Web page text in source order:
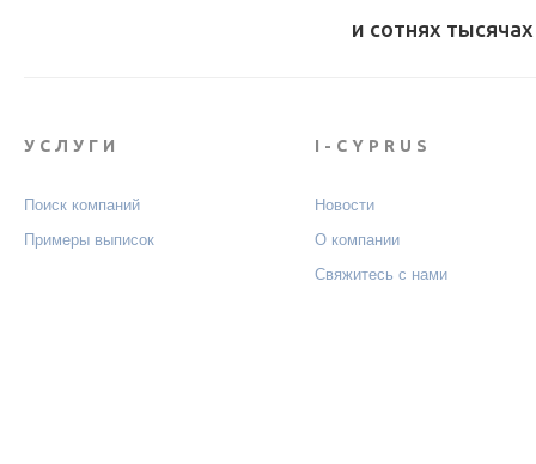
и сотнях
УСЛУГИ
Поиск компаний
Примеры выписок
I-CYPRUS
Новости
О компании
Свяжитесь с нами